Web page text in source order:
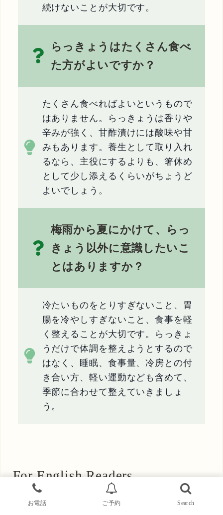
続けないことが大切です。
らっきょうはたくさん食べ
た方がよいですか？
たくさん食べればよいというもので
はありません。らっきょうは香りや
辛みが強く、甘酢漬けには酸味や甘
みもあります。養生として取り入れ
るなら、主役にするよりも、箸休め
として少し添えるくらいがちょうど
よいでしょう。
梅雨から夏にかけて、らっ
きょう以外に意識したいこ
とはありますか？
冷たいものをとりすぎないこと、胃
腸を冷やしすぎないこと、食事を軽
く整えることが大切です。らっきょ
うだけで体調を整えようとするので
はなく、睡眠、食事量、冷房との付
き合い方、軽い運動なども含めて、
季節に合わせて整えていきましょ
う。
For English Readers
お電話 ご予約 Search